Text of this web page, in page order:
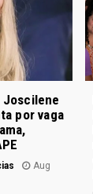
Joscilene
por vaga
Aug